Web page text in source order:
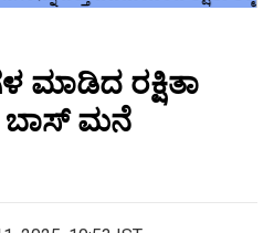
ಮಾಡಿದ ರಕ್ಷಿತಾ
ಬಾಸ್ ಮನೆ